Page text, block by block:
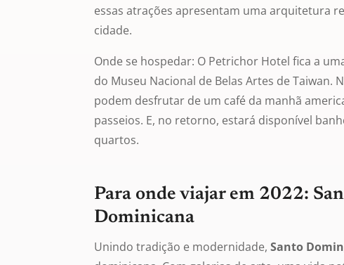
essas atrações apresentam uma arquitetura
cidade.
Onde se hospedar: O Petrichor Hotel fica a
do Museu Nacional de Belas Artes de Taiwan.
podem desfrutar de um café da manhã
passeios. E, no retorno, estará disponível
quartos.
Para onde viajar em 2022:
Dominicana
Unindo tradição e modernidade,Santo